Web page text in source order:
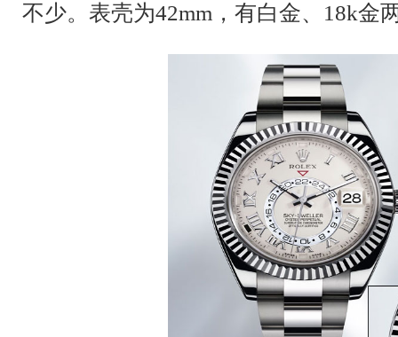
不少。表壳为42mm，有白金、18k金